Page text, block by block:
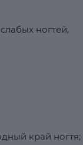
ногтей,
край ногтя;